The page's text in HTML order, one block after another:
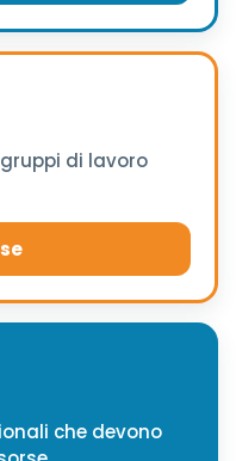
di lavoro
che devono